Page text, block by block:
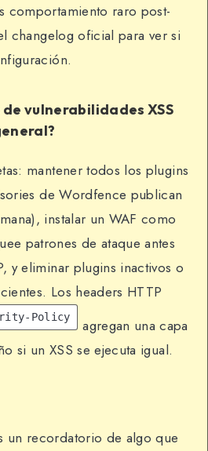
comportamiento raro post-
changelog oficial para ver si
vulnerabilidades XSS
mantener todos los plugins
de Wordfence publican
instalar un WAF como
patrones de ataque antes
y eliminar plugins inactivos o
Los headers HTTP
Policy
agregan una capa
si un XSS se ejecuta igual.
un recordatorio de algo que